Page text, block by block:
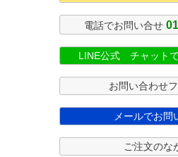
電話でお問い合せ
LINE公式 チャット
お問い合わせ
メールでお問
ご注文のな